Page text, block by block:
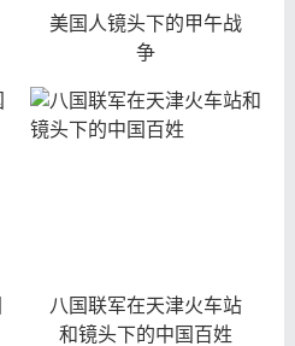
美国人镜头下的甲午战
争
八国联军在天津火车站
和镜头下的中国百姓